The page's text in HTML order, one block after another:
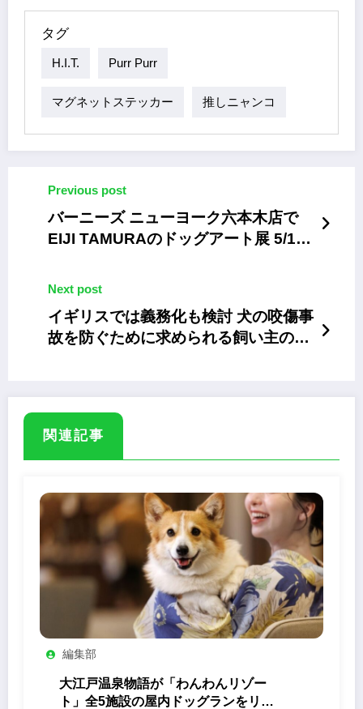
タグ
H.I.T. Purr Purr
マグネットステッカー 推しニャンコ
Previous post
バーニーズ ニューヨーク六本木店で
EIJI TAMURAのドッグアート展 5/16
Next post
イギリスでは義務化も検討 犬の咬傷事
故を防ぐために求められる飼い主の責
関連記事
編集部
大江戸温泉物語が「わんわんリゾー
ト」全5施設の屋内ドッグランをリニ